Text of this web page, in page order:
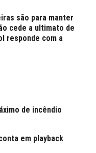
são para manter
cede a ultimato de
responde com a
de incêndio
em playback